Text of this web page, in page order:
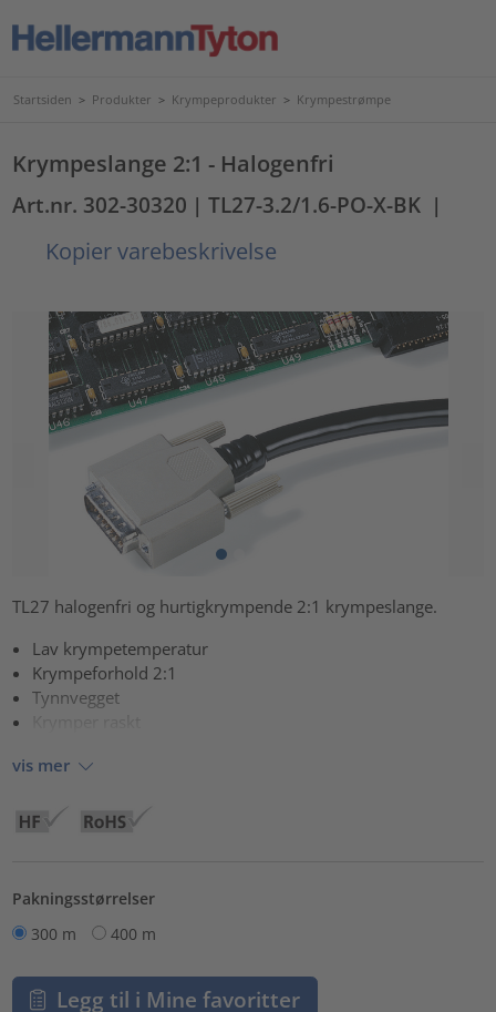
Startsiden > Produkter > Krympeprodukter > Krympestrømpe
Krympeslange 2:1 - Halogenfri
Art.nr. 302-30320 | TL27-3.2/1.6-PO-X-BK |
Kopier varebeskrivelse
TL27 halogenfri og hurtigkrympende 2:1 krympeslange.
Lav krympetemperatur
Krympeforhold 2:1
Tynnvegget
vis mer
Pakningsstørrelser
300 m
400 m
Legg til i Mine favoritter